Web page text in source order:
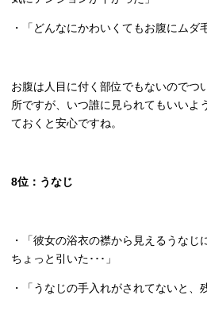
・「どんなにかわいくてもお腹にムダ
お腹は人目に付く部位でもないのでつ
所ですが、いつ誰に見られてもいいよ
ておくと安心ですね。
8位：うなじ
・「彼女の浴衣の襟から見えるうなじ
ちょっと引いた･･･」
・「うなじの手入れがされてないと、